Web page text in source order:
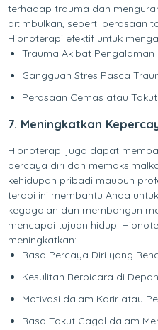
terhadap trauma dan
ditimbulkan, seperti perasaan
Hipnoterapi efektif untuk
Trauma Akibat Pengalaman
Gangguan Stres Pasca
Perasaan Cemas atau
7. Meningkatkan
Hipnoterapi juga dapat
percaya diri dan
kehidupan pribadi maupun
terapi ini membantu Anda
kegagalan dan membangun
mencapai tujuan hidup.
meningkatkan:
Rasa Percaya Diri yang
Kesulitan Berbicara di
Motivasi dalam Karir atau
Rasa Takut Gagal dalam